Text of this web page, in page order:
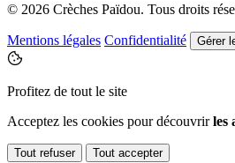
© 2026 Crèches Païdou. Tous droits
Mentions légales Confidentialité Gérer
Profitez de tout le site
Acceptez les cookies pour découvrirles
Tout refuser Tout accepter